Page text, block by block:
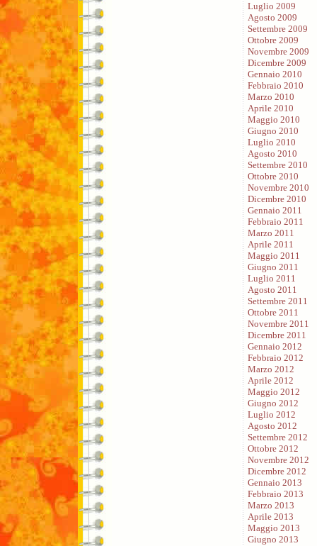
Luglio 2009
Agosto 2009
Settembre 2009
Ottobre 2009
Novembre 2009
Dicembre 2009
Gennaio 2010
Febbraio 2010
Marzo 2010
Aprile 2010
Maggio 2010
Giugno 2010
Luglio 2010
Agosto 2010
Settembre 2010
Ottobre 2010
Novembre 2010
Dicembre 2010
Gennaio 2011
Febbraio 2011
Marzo 2011
Aprile 2011
Maggio 2011
Giugno 2011
Luglio 2011
Agosto 2011
Settembre 2011
Ottobre 2011
Novembre 2011
Dicembre 2011
Gennaio 2012
Febbraio 2012
Marzo 2012
Aprile 2012
Maggio 2012
Giugno 2012
Luglio 2012
Agosto 2012
Settembre 2012
Ottobre 2012
Novembre 2012
Dicembre 2012
Gennaio 2013
Febbraio 2013
Marzo 2013
Aprile 2013
Maggio 2013
Giugno 2013